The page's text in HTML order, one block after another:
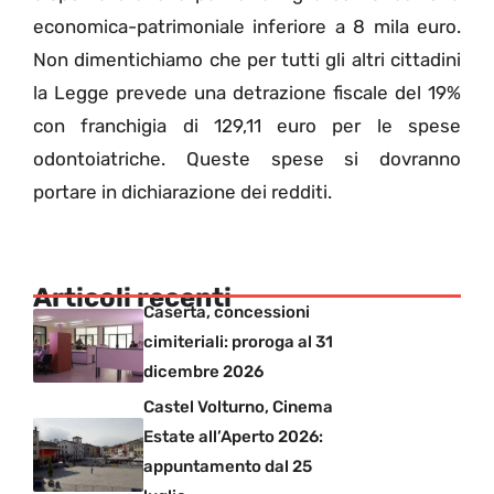
economica-patrimoniale inferiore a 8 mila euro.
Non dimentichiamo che per tutti gli altri cittadini
la Legge prevede una detrazione fiscale del 19%
con franchigia di 129,11 euro per le spese
odontoiatriche. Queste spese si dovranno
portare in dichiarazione dei redditi.
Articoli recenti
Caserta, concessioni
cimiteriali: proroga al 31
dicembre 2026
Castel Volturno, Cinema
Estate all’Aperto 2026:
appuntamento dal 25